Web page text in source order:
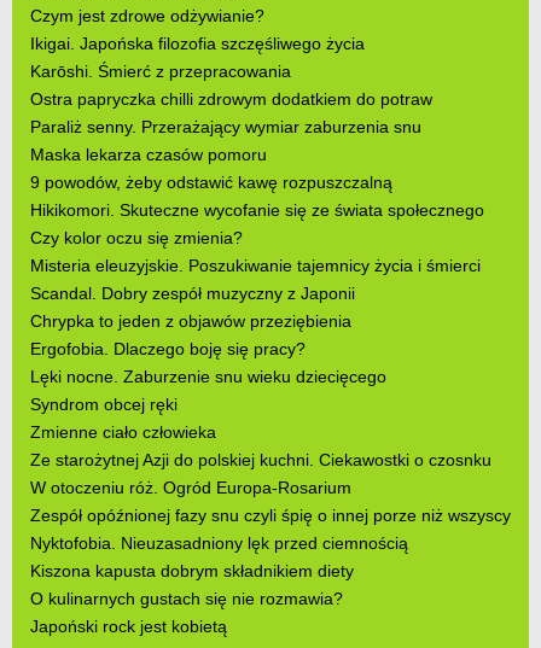
Czym jest zdrowe odżywianie?
Ikigai. Japońska filozofia szczęśliwego życia
Karōshi. Śmierć z przepracowania
Ostra papryczka chilli zdrowym dodatkiem do potraw
Paraliż senny. Przerażający wymiar zaburzenia snu
Maska lekarza czasów pomoru
9 powodów, żeby odstawić kawę rozpuszczalną
Hikikomori. Skuteczne wycofanie się ze świata społecznego
Czy kolor oczu się zmienia?
Misteria eleuzyjskie. Poszukiwanie tajemnicy życia i śmierci
Scandal. Dobry zespół muzyczny z Japonii
Chrypka to jeden z objawów przeziębienia
Ergofobia. Dlaczego boję się pracy?
Lęki nocne. Zaburzenie snu wieku dziecięcego
Syndrom obcej ręki
Zmienne ciało człowieka
Ze starożytnej Azji do polskiej kuchni. Ciekawostki o czosnku
W otoczeniu róż. Ogród Europa-Rosarium
Zespół opóźnionej fazy snu czyli śpię o innej porze niż wszyscy
Nyktofobia. Nieuzasadniony lęk przed ciemnością
Kiszona kapusta dobrym składnikiem diety
O kulinarnych gustach się nie rozmawia?
Japoński rock jest kobietą